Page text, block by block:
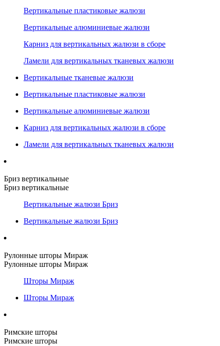
Вертикальные пластиковые жалюзи
Вертикальные алюминиевые жалюзи
Карниз для вертикальных жалюзи в сборе
Ламели для вертикальных тканевых жалюзи
Вертикальные тканевые жалюзи
Вертикальные пластиковые жалюзи
Вертикальные алюминиевые жалюзи
Карниз для вертикальных жалюзи в сборе
Ламели для вертикальных тканевых жалюзи
Бриз вертикальные
Бриз вертикальные
Вертикальные жалюзи Бриз
Вертикальные жалюзи Бриз
Рулонные шторы Мираж
Рулонные шторы Мираж
Шторы Мираж
Шторы Мираж
Римские шторы
Римские шторы